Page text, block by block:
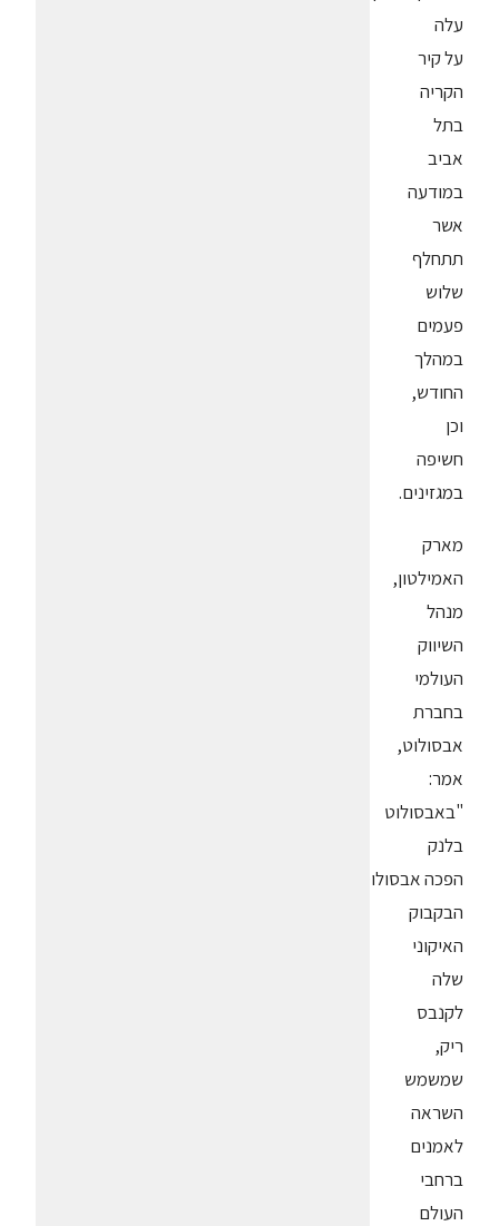
עלה
על קיר
הקריה
בתל
אביב
במודעה
אשר
תתחלף
שלוש
פעמים
במהלך
החודש,
וכן
חשיפה
במגזינים.
מארק
האמילטון,
מנהל
השיווק
העולמי
בחברת
אבסולוט,
אמר:
"באבסולוט
בלנק
הפכה אבסולוט את
הבקבוק
האיקוני
שלה
לקנבס
ריק,
שמשמש
השראה
לאמנים
ברחבי
העולם